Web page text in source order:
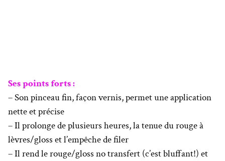
Ses points forts :
– Son pinceau fin, façon vernis, permet une application
nette et précise
– Il prolonge de plusieurs heures, la tenue du rouge à
lèvres/gloss et l’empêche de filer
– Il rend le rouge/gloss no transfert (c’est bluffant!) et